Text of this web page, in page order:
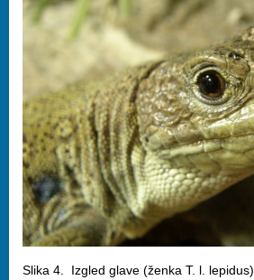
Slika 4. Izgled glave (ženka T. l. lepidus)